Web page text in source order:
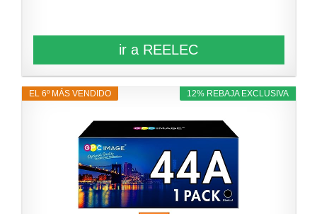
ir a REELEC
12% REBAJA EXCLUSIVA
EL 6º MÁS VENDIDO